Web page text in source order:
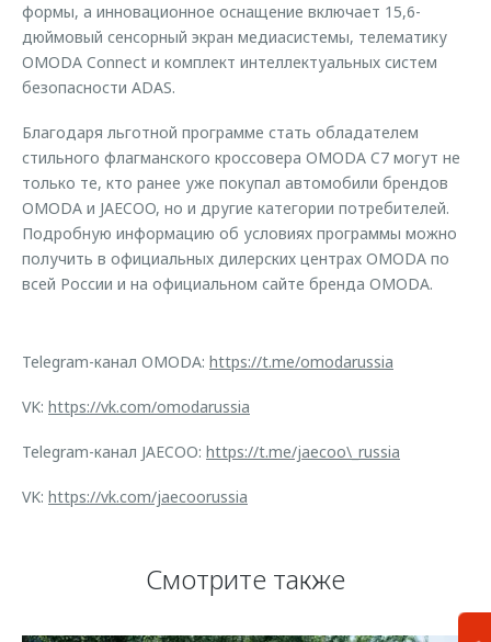
формы, а инновационное оснащение включает 15,6-
дюймовый сенсорный экран медиасистемы, телематику
OMODA Connect и комплект интеллектуальных систем
безопасности ADAS.
Благодаря льготной программе стать обладателем
стильного флагманского кроссовера OMODA C7 могут не
только те, кто ранее уже покупал автомобили брендов
OMODA и JAECOO, но и другие категории потребителей.
Подробную информацию об условиях программы можно
получить в официальных дилерских центрах OMODA по
всей России и на официальном сайте бренда OMODA.
Telegram-канал OMODA: https://t.me/omodarussia
VK: https://vk.com/omodarussia
Telegram-канал JAECOO: https://t.me/jaecoo\_russia
VK: https://vk.com/jaecoorussia
Смотрите также